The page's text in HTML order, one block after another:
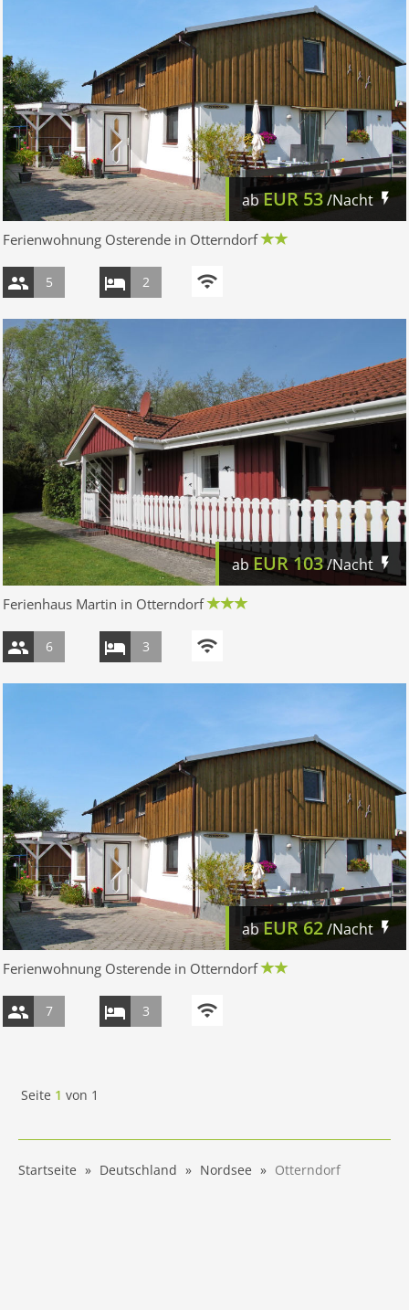
abEUR53/Nacht
Ferienwohnung Osterende in Otterndorf
5 2
abEUR103/Nacht
Ferienhaus Martin in Otterndorf
6 3
abEUR62/Nacht
Ferienwohnung Osterende in Otterndorf
7 3
Seite 1 von 1
Startseite Deutschland Nordsee Otterndorf